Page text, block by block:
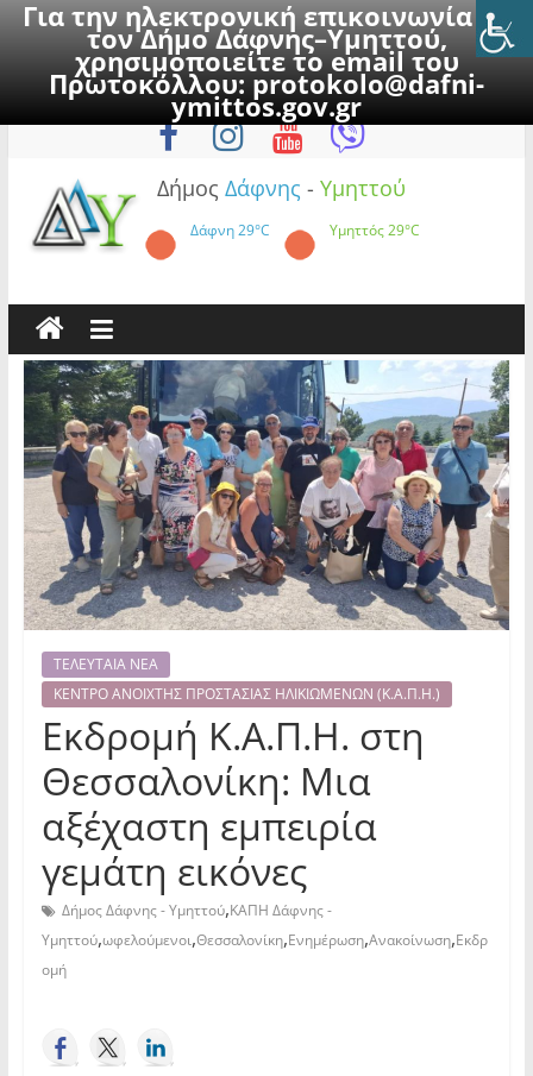
Για την ηλεκτρονική επικοινωνία με
τον Δήμο Δάφνης–Υμηττού,
χρησιμοποιείτε το email του
Πρωτοκόλλου:protokolo@dafni-
ymittos.gov.gr
to
Παρασκευή, 7 Αυγούστου 2026
Δήμος Δάφνης - Υμηττού
Δάφνη29°C Υμηττός29°C
ΤΕΛΕΥΤΑΙΑ ΝΕΑ
ΚΕΝΤΡΟ ΑΝΟΙΧΤΗΣ ΠΡΟΣΤΑΣΙΑΣ ΗΛΙΚΙΩΜΕΝΩΝ (Κ.Α.Π.Η.)
Εκδρομή Κ.Α.Π.Η. στη
Θεσσαλονίκη: Μια
αξέχαστη εμπειρία
γεμάτη εικόνες
Δήμος Δάφνης - Υμηττού,ΚΑΠΗ Δάφνης -
Υμηττού,ωφελούμενοι,Θεσσαλονίκη,Ενημέρωση,Ανακοίνωση,Εκδρ
ομή